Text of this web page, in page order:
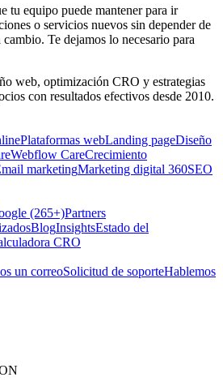
tu equipo puede mantener para ir
o servicios nuevos sin depender de
Te dejamos lo necesario para
web, optimización CRO y estrategias
con resultados efectivos desde 2010.
Plataformas webLanding pageDiseño
Webflow CareCrecimiento
marketingMarketing digital 360SEO
(265+)Partners
BlogInsightsEstado del
CRO
un correoSolicitud de soporteHablemos